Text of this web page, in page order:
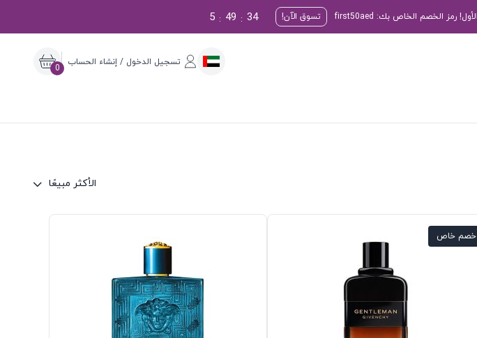
تسوق الآن! 33
:
49
:
5
تسجيل الدخول / إنشاء الحساب
0
الأكثر مبيعًا
خصم خاص